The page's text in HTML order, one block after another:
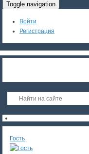
Toggle navigation
Войти
Регистрация
Гость